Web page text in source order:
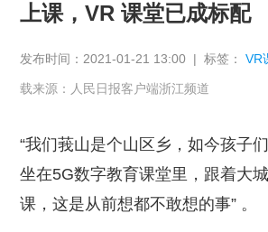
上课，VR 课堂已成标配
发布时间：2021-01-21 13:00 | 标签：VR
载来源：人民日报客户端浙江频道
“我们莪山是个山区乡，如今孩子
坐在5G数字教育课堂里，跟着大
课，这是从前想都不敢想的事” 。